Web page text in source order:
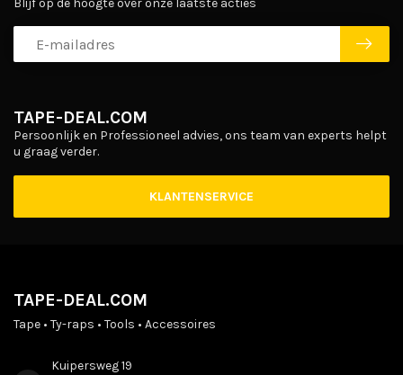
TAPE-DEAL.COM
Persoonlijk en Professioneel advies, ons team van experts helpt
u graag verder.
KLANTENSERVICE
Blijf op de hoogte over onze laatste acties
TAPE-DEAL.COM
Tape • Ty-raps • Tools • Accessoires
Kuipersweg 19